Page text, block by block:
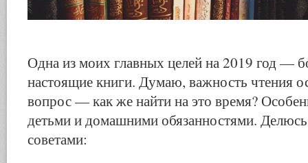
Одна из моих главных целей на 2019 год —
настоящие книги. Думаю, важность чтения
вопрос — как же найти на это время?
детьми и домашними обязанностями.
советами: